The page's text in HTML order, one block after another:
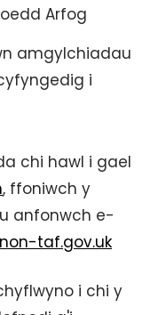
Arfog
amgylchiadau
i
chi hawl i gael
, ffoniwch y
anfonwch e-
taf.gov.uk
i chi y